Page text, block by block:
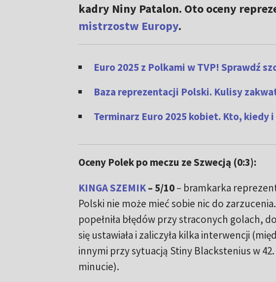
kadry Niny Patalon. Oto oceny
mistrzostw Europy.
Euro 2025 z Polkami w TVP! Sprawdź
Baza reprezentacji Polski. Kulisy
Terminarz Euro 2025 kobiet. Kto, kiedy i
Oceny Polek po meczu ze Szwecją (0:3):
KINGA SZEMIK– 5/10– bramkarka
Polski nie może mieć sobie nic do
popełniła błędów przy straconych golach,
się ustawiała i zaliczyła kilka interwencji
innymi przy sytuacją Stiny Blackstenius w 42.
minucie).